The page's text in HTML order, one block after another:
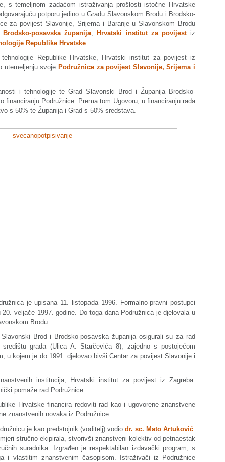
s temeljnom zadaćom istraživanja prošlosti istočne Hrvatske
potporu jedino u Gradu Slavonskom Brodu i Brodsko-
za povijest Slavonije, Srijema i Baranje u Slavonskom Brodu
Brodsko-posavska županija, Hrvatski institut za povijestiz
Republike Hrvatske.
Republike Hrvatske, Hrvatski institut za povijest iz
utemeljenju svoje Podružnice za povijest Slavonije, Srijema i
i tehnologije te Grad Slavonski Brod i Županija Brodsko-
financiranju Podružnice. Prema tom Ugovoru, u financiranju rada
s 50% te Županija i Grad s 50% sredstava.
je upisana 11. listopada 1996. Formalno-pravni postupci
veljače 1997. godine. Do toga dana Podružnica je djelovala u
Brodu.
Brod i Brodsko-posavska županija osigurali su za rad
grada (Ulica A. Starčevića 8), zajedno s postojećom
u kojem je do 1991. djelovao bivši Centar za povijest Slavonije i
institucija, Hrvatski institut za povijest iz Zagreba
pomaže rad Podružnice.
Hrvatske financira redoviti rad kao i ugovorene znanstvene
znanstvenih novaka iz Podružnice.
je kao predstojnik (voditelj) vodio dr. sc. Mato Artuković.
stručno ekipirala, stvorivši znanstveni kolektiv od petnaestak
suradnika. Izgrađen je respektabilan izdavački program, s
i vlastitim znanstvenim časopisom. Istraživači iz Podružnice